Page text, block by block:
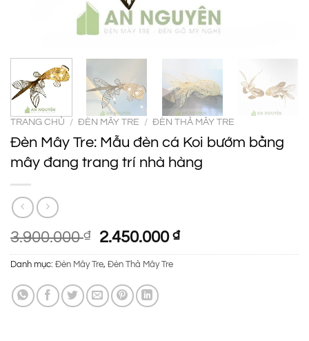
TRANG CHỦ / ĐÈN MÂY TRE / ĐÈN THẢ MÂY TRE
Đèn Mây Tre: Mẫu đèn cá Koi bướm bằng
mây đang trang trí nhà hàng
3.900.000₫
Giá
gốc
là:
3.900.000 ₫.
2.450.000₫Giá
hiện
Danh mục: Đèn Mây Tre, Đèn Thả Mây Tre